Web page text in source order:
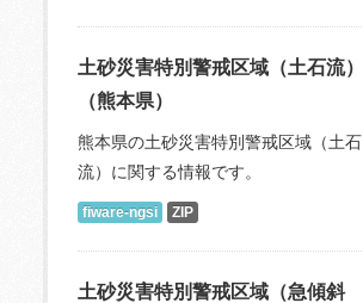
土砂災害特別警戒区域（土石流）
（熊本県）
熊本県の土砂災害特別警戒区域（土石
流）に関する情報です。
fiware-ngsi ZIP
土砂災害特別警戒区域（急傾斜